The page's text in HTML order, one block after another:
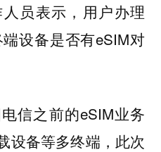
员表示，用户办理
设备是否有eSIM对
信之前的eSIM业务
设备等多终端，此次